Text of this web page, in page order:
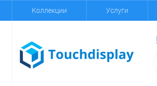
Коллекции Услуги